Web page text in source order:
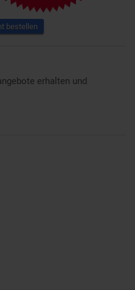
bestellen
erhalten und